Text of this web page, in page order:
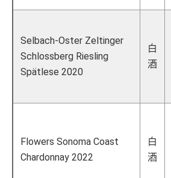
Selbach-Oster Zeltinger
Schlossberg Riesling
Spätlese 2020
白
酒
Flowers Sonoma Coast
Chardonnay 2022
白
酒